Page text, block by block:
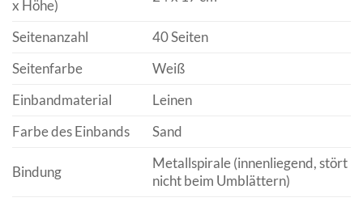
x Höhe)
Seitenanzahl
40 Seiten
Seitenfarbe
Weiß
Einbandmaterial
Leinen
Farbe des Einbands
Sand
Bindung
Metallspirale (innenliegend, stört
nicht beim Umblättern)